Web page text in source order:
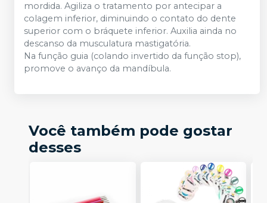
mordida. Agiliza o tratamento por antecipar a
colagem inferior, diminuindo o contato do dente
superior com o bráquete inferior. Auxilia ainda no
descanso da musculatura mastigatória.
Na função guia (colando invertido da função stop),
promove o avanço da mandíbula.
Você também pode gostar
desses